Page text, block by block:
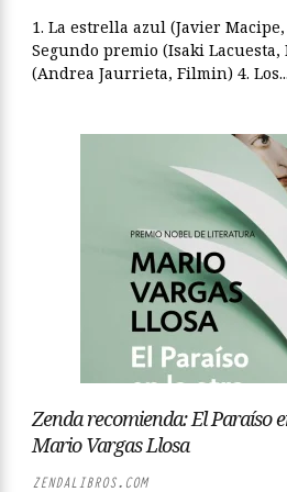
1. La estrella azul (Javier
Segundo premio (Isaki
(Andrea Jaurrieta, Filmin) 4. Los...
Zenda recomienda: El Paraíso
Mario Vargas Llosa
ZENDALIBROS.COM